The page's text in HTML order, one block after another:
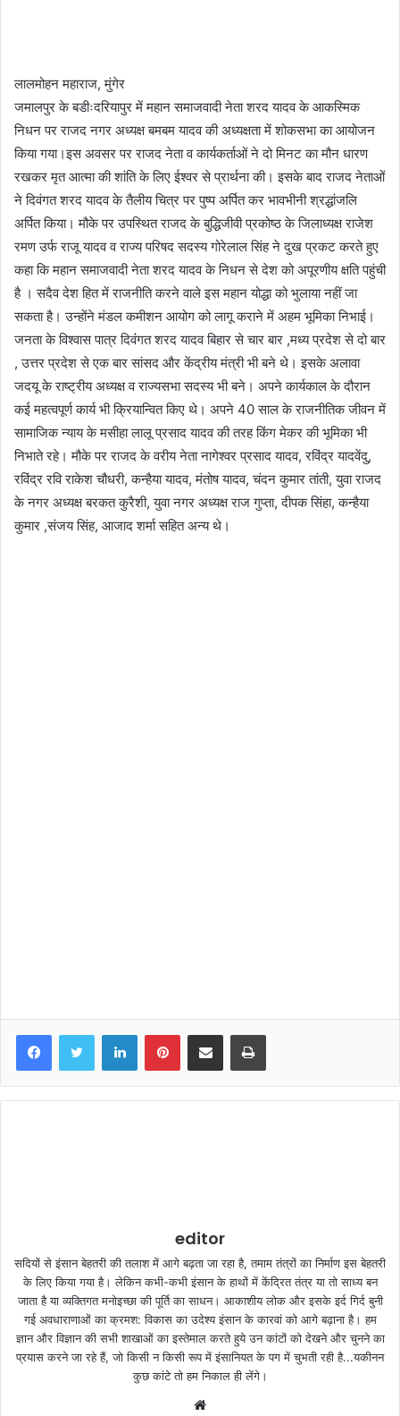
लालमोहन महाराज, मुंगेर
जमालपुर के बडीःदरियापुर में महान समाजवादी नेता शरद यादव के आकस्मिक
निधन पर राजद नगर अध्यक्ष बमबम यादव की अध्यक्षता में शोकसभा का आयोजन
किया गया।इस अवसर पर राजद नेता व कार्यकर्ताओं ने दो मिनट का मौन धारण
रखकर मृत आत्मा की शांति के लिए ईश्वर से प्रार्थना की। इसके बाद राजद नेताओं
ने दिवंगत शरद यादव के तैलीय चित्र पर पुष्प अर्पित कर भावभीनी श्रद्धांजलि
अर्पित किया। मौके पर उपस्थित राजद के बुद्धिजीवी प्रकोष्ठ के जिलाध्यक्ष राजेश
रमण उर्फ राजू यादव व राज्य परिषद सदस्य गोरेलाल सिंह ने दुख प्रकट करते हुए
कहा कि महान समाजवादी नेता शरद यादव के निधन से देश को अपूरणीय क्षति पहुंची
है । सदैव देश हित में राजनीति करने वाले इस महान योद्धा को भुलाया नहीं जा
सकता है। उन्होंने मंडल कमीशन आयोग को लागू कराने में अहम भूमिका निभाई।
जनता के विश्वास पात्र दिवंंगत शरद यादव बिहार से चार बार ,मध्य प्रदेश से दो बार
, उत्तर प्रदेश से एक बार सांसद और केंद्रीय मंत्री भी बने थे। इसके अलावा
जदयू के राष्ट्रीय अध्यक्ष व राज्यसभा सदस्य भी बने। अपने कार्यकाल के दौरान
कई महत्वपूर्ण कार्य भी क्रियान्वित किए थे। अपने 40 साल के राजनीतिक जीवन में
सामाजिक न्याय के मसीहा लालू प्रसाद यादव की तरह किंग मेकर की भूमिका भी
निभाते रहे। मौके पर राजद के वरीय नेता नागेश्वर प्रसाद यादव, रविंद्र यादवेंदु,
रविंद्र रवि राकेश चौधरी, कन्हैया यादव, मंतोष यादव, चंदन कुमार तांती, युवा राजद
के नगर अध्यक्ष बरकत कुरैशी, युवा नगर अध्यक्ष राज गुप्ता, दीपक सिंहा, कन्हैया
कुमार ,संजय सिंह, आजाद शर्मा सहित अन्य थे।
editor
सदियों से इंसान बेहतरी की तलाश में आगे बढ़ता जा रहा है, तमाम तंत्रों का निर्माण इस बेहतरी
के लिए किया गया है। लेकिन कभी-कभी इंसान के हाथों में केंद्रित तंत्र या तो साध्य बन
जाता है या व्यक्तिगत मनोइच्छा की पूर्ति का साधन। आकाशीय लोक और इसके इर्द गिर्द बुनी
गई अवधाराणाओं का क्रमश: विकास का उदेश्य इंसान के कारवां को आगे बढ़ाना है। हम
ज्ञान और विज्ञान की सभी शाखाओं का इस्तेमाल करते हुये उन कांटों को देखने और चुनने का
प्रयास करने जा रहे हैं, जो किसी न किसी रूप में इंसानियत के पग में चुभती रही है...यकीनन
कुछ कांटे तो हम निकाल ही लेंगे।